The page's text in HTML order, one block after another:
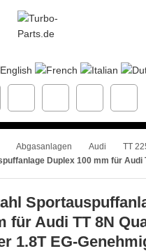
Abgasanlagen Audi
TT
für Audi TT 8N
1.8T EG-